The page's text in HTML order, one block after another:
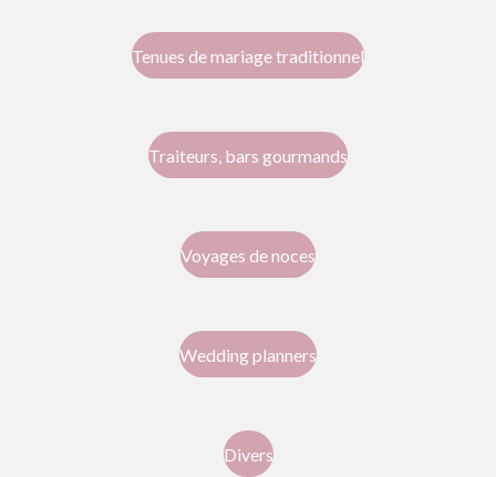
Tenues de mariage traditionnel
Traiteurs, bars gourmands
Voyages de noces
Wedding planners
Divers